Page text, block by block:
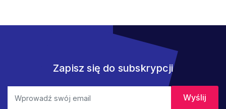
Zapisz się do subskrypcji